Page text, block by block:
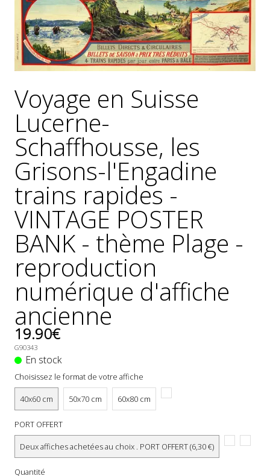
GÉNÉRALES
DE
VENTE
MENTIONS
LÉGALES
POLITIQUE
DE
CONFIDENTIALITÉ
JALONS
POUR
UNE
HISTOIRE
DE
L'AFFICHE
PUBLICITAIRE
FRANÇAISE
0
Voyage en Suisse
Lucerne-
Schaffhousse, les
Grisons-l'Engadine
trains rapides -
VINTAGE POSTER
BANK - thème Plage -
reproduction
numérique d'affiche
ancienne
19.90€
G90343
En stock
Choisissez le format de votre affiche
40x60 cm 50x70 cm 60x80 cm
PORT OFFERT
Deux affiches achetées au choix . PORT OFFERT (6,30 €)
Quantité